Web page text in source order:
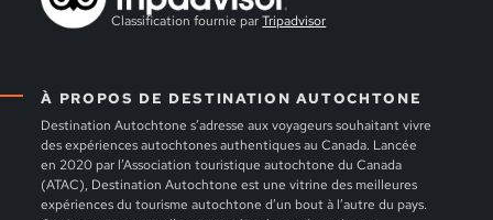
À PROPOS DE DESTINATION AUTOCHTONE
Destination Autochtone s’adresse aux voyageurs souhaitant vivre
des expériences autochtones authentiques au Canada. Lancée
en 2020 par l’Association touristique autochtone du Canada
(ATAC), Destination Autochtone est une vitrine des meilleures
expériences du tourisme autochtone d’un bout à l’autre du pays.
Classification fournie parTripadvisor